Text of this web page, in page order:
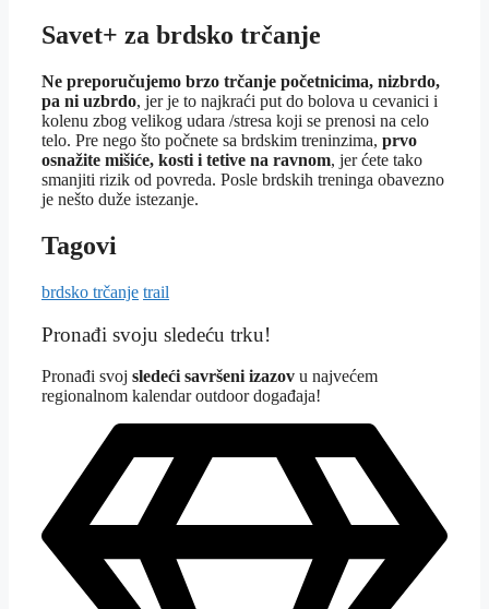
Savet+ za brdsko trčanje
Ne preporučujemo brzo trčanje početnicima, nizbrdo,
pa ni uzbrdo, jer je to najkraći put do bolova u cevanici i
kolenu zbog velikog udara /stresa koji se prenosi na celo
telo. Pre nego što počnete sa brdskim treninzima, prvo
osnažite mišiće, kosti i tetive na ravnom, jer ćete tako
smanjiti rizik od povreda. Posle brdskih treninga obavezno
je nešto duže istezanje.
Tagovi
brdsko trčanje trail
Pronađi svoju sledeću trku!
Pronađi svoj sledeći savršeni izazov u najvećem
regionalnom kalendar outdoor događaja!